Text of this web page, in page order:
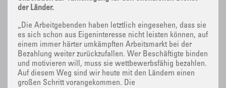
der Länder.
„Die Arbeitgebenden haben letztlich eingesehen, dass sie
es sich schon aus Eigeninteresse nicht leisten können, auf
einem immer härter umkämpften Arbeitsmarkt bei der
Bezahlung weiter zurückzufallen. Wer Beschäftigte binden
und motivieren will, muss sie wettbewerbsfähig bezahlen.
Auf diesem Weg sind wir heute mit den Ländern einen
großen Schritt vorangekommen. Die